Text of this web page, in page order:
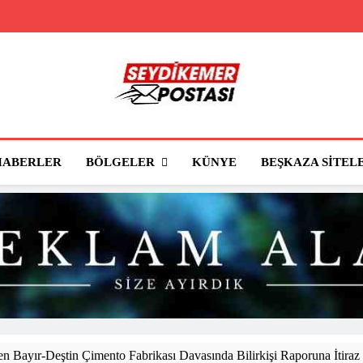
Seydikemer
BÖLGELER KÜNYE BEŞKAZA
Bayır-Deştin Çimento Fabrikası Davasında Bilirkişi Raporuna İtiraz